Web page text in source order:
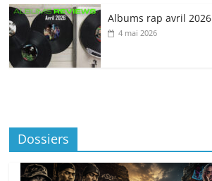
Albums rap avril 2026
4 mai 2026
Dossiers